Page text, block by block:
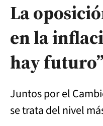
La
en la
hay futuro”
Juntos por el
se trata del nivel